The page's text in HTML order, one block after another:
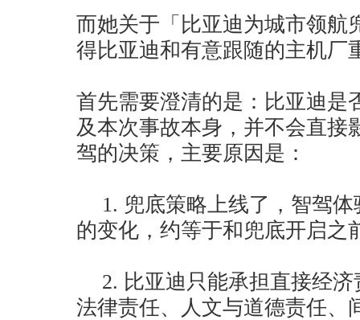
而她关于「比亚迪为城市领航
得比亚迪和有意跟随的主机厂
首先需要澄清的是：比亚迪是
及本次事故本身，并不会直接
驾的决策，主要原因是：
1. 兜底策略上线了，智驾
的变化，约等于和兜底开启之
2. 比亚迪只能承担直接经
法律责任、人文与道德责任、